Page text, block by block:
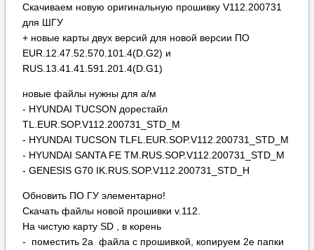
Скачиваем новую оригинальную прошивку V112.200731
для ШГУ
+ новые карты двух версий для новой версии ПО
EUR.12.47.52.570.101.4(D.G2) и
RUS.13.41.41.591.201.4(D.G1)
новые файлы нужны для а/м
- HYUNDAI TUCSON дорестайл
TL.EUR.SOP.V112.200731_STD_М
- HYUNDAI TUCSON TLFL.EUR.SOP.V112.200731_STD_М
- HYUNDAI SANTA FE TM.RUS.SOP.V112.200731_STD_М
- GENESIS G70 IK.RUS.SOP.V112.200731_STD_H
Обновить ПО ГУ элементарно!
Скачать файлы новой прошивки v.112.
На чистую карту SD , в корень
- поместить 2а файла с прошивкой, копируем 2е папки